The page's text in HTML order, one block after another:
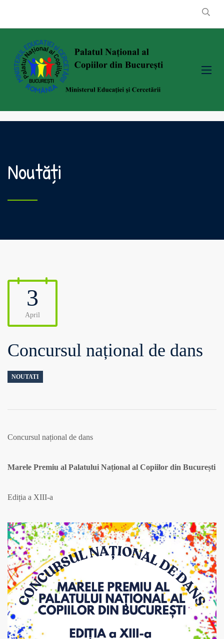
Noutăți
3
April
Concursul național de dans
NOUTATI
Concursul național de dans
Marele Premiu al Palatului Național al Copiilor din București
Ediția a XIII-a